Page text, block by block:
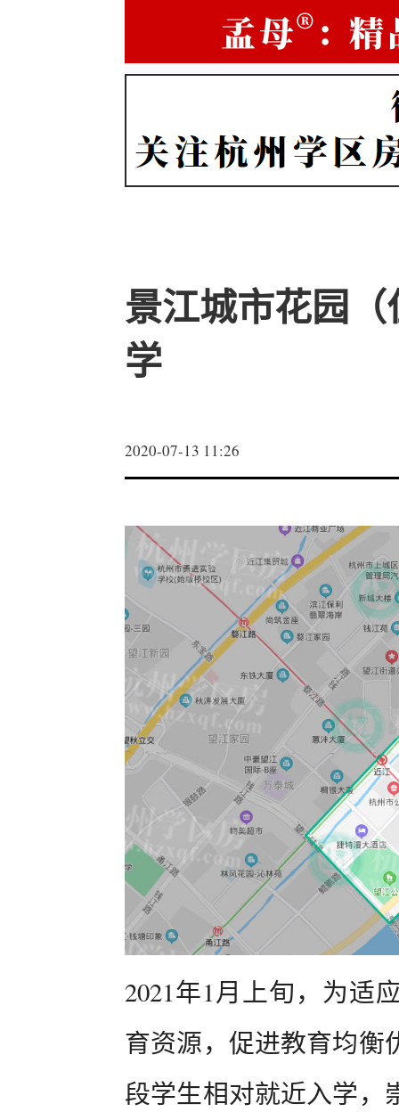
景江城市花园
学
2020-07-13 11:26
2021年1月上旬，为适
育资源，促进教育均衡
段学生相对就近入学，